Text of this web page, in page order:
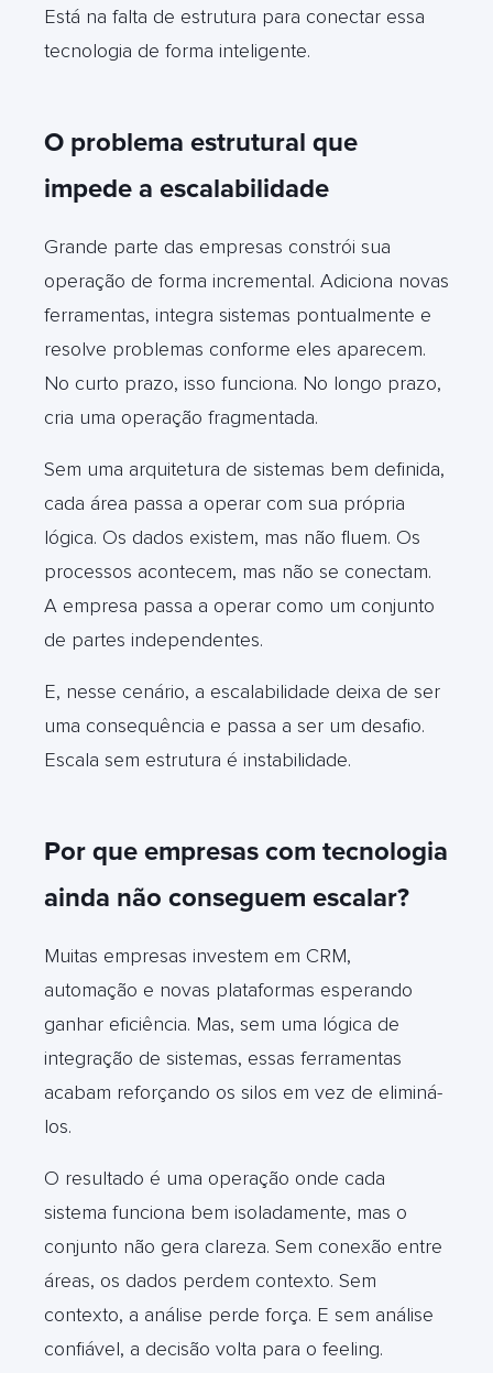
Está na falta de estrutura para conectar essa
tecnologia de forma inteligente.
O problema estrutural que
impede a escalabilidade
Grande parte das empresas constrói sua
operação de forma incremental. Adiciona novas
ferramentas, integra sistemas pontualmente e
resolve problemas conforme eles aparecem.
No curto prazo, isso funciona. No longo prazo,
cria uma operação fragmentada.
Sem uma arquitetura de sistemas bem definida,
cada área passa a operar com sua própria
lógica. Os dados existem, mas não fluem. Os
processos acontecem, mas não se conectam.
A empresa passa a operar como um conjunto
de partes independentes.
E, nesse cenário, a escalabilidade deixa de ser
uma consequência e passa a ser um desafio.
Escala sem estrutura é instabilidade.
Por que empresas com tecnologia
ainda não conseguem escalar?
Muitas empresas investem em CRM,
automação e novas plataformas esperando
ganhar eficiência. Mas, sem uma lógica de
integração de sistemas, essas ferramentas
acabam reforçando os silos em vez de eliminá-
los.
O resultado é uma operação onde cada
sistema funciona bem isoladamente, mas o
conjunto não gera clareza. Sem conexão entre
áreas, os dados perdem contexto. Sem
contexto, a análise perde força. E sem análise
confiável, a decisão volta para o feeling.